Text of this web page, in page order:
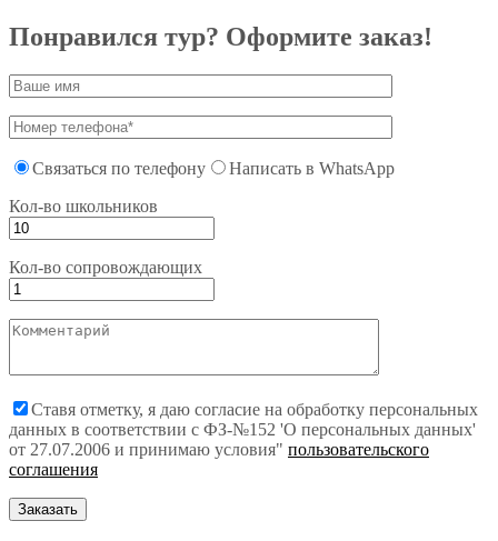
Понравился тур? Оформите заказ!
Связаться по телефону
Написать в WhatsApp
Кол-во школьников
Кол-во сопровождающих
Ставя отметку, я даю согласие на обработку персональных
данных в соответствии с ФЗ-№152 'О персональных данных'
от 27.07.2006 и принимаю условия" пользовательского
соглашения